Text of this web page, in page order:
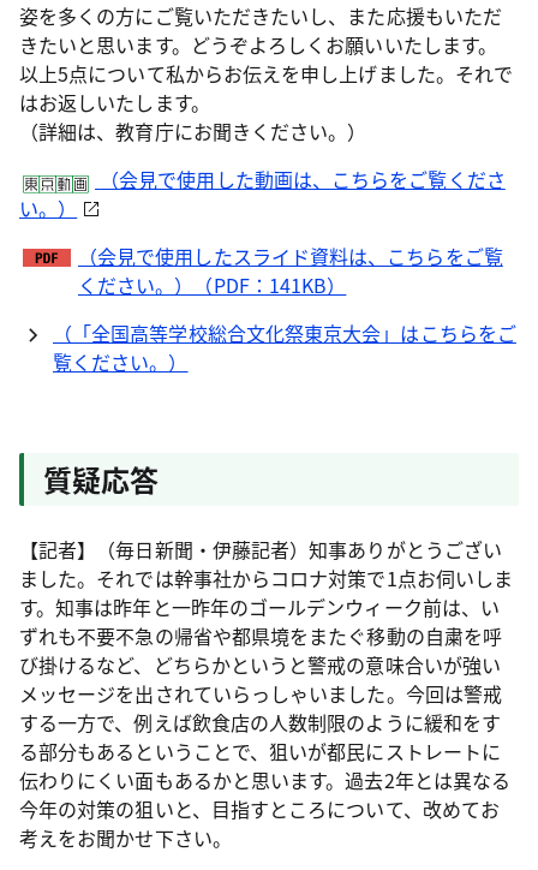
姿を多くの方にご覧いただきたいし、また応援もいただ
きたいと思います。どうぞよろしくお願いいたします。
以上5点について私からお伝えを申し上げました。それで
はお返しいたします。
（詳細は、教育庁にお聞きください。）
（会見で使用した動画は、こちらをご覧くださ
い。）
（会見で使用したスライド資料は、こちらをご覧
ください。）（PDF：141KB）
（「全国高等学校総合文化祭東京大会」はこちらをご
覧ください。）
質疑応答
【記者】（毎日新聞・伊藤記者）知事ありがとうござい
ました。それでは幹事社からコロナ対策で1点お伺いしま
す。知事は昨年と一昨年のゴールデンウィーク前は、い
ずれも不要不急の帰省や都県境をまたぐ移動の自粛を呼
び掛けるなど、どちらかというと警戒の意味合いが強い
メッセージを出されていらっしゃいました。今回は警戒
する一方で、例えば飲食店の人数制限のように緩和をす
る部分もあるということで、狙いが都民にストレートに
伝わりにくい面もあるかと思います。過去2年とは異なる
今年の対策の狙いと、目指すところについて、改めてお
考えをお聞かせ下さい。